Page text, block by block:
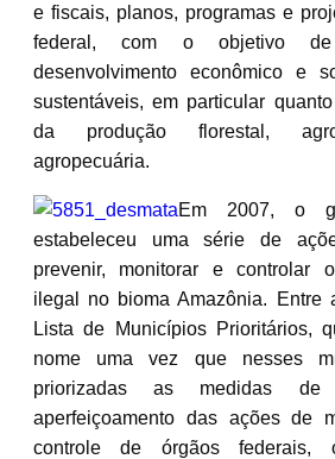
e fiscais, planos, programas e
federal, com o objetivo
desenvolvimento econômico e
sustentáveis, em particular
da produção florestal,
agropecuária.
Em 2007, o
estabeleceu uma série de
prevenir, monitorar e controlar
ilegal no bioma Amazônia. Entre
Lista de Municípios Prioritários,
nome uma vez que nesses
priorizadas as medidas de
aperfeiçoamento das ações de
controle de órgãos federais,